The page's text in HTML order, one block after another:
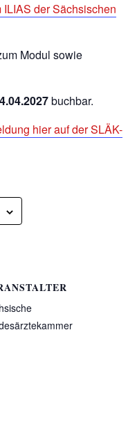
ILIAS der Sächsischen
Modul sowie
buchbar.
hier auf der SLÄK-